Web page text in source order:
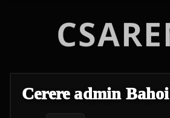
Cerere admin Bahoi